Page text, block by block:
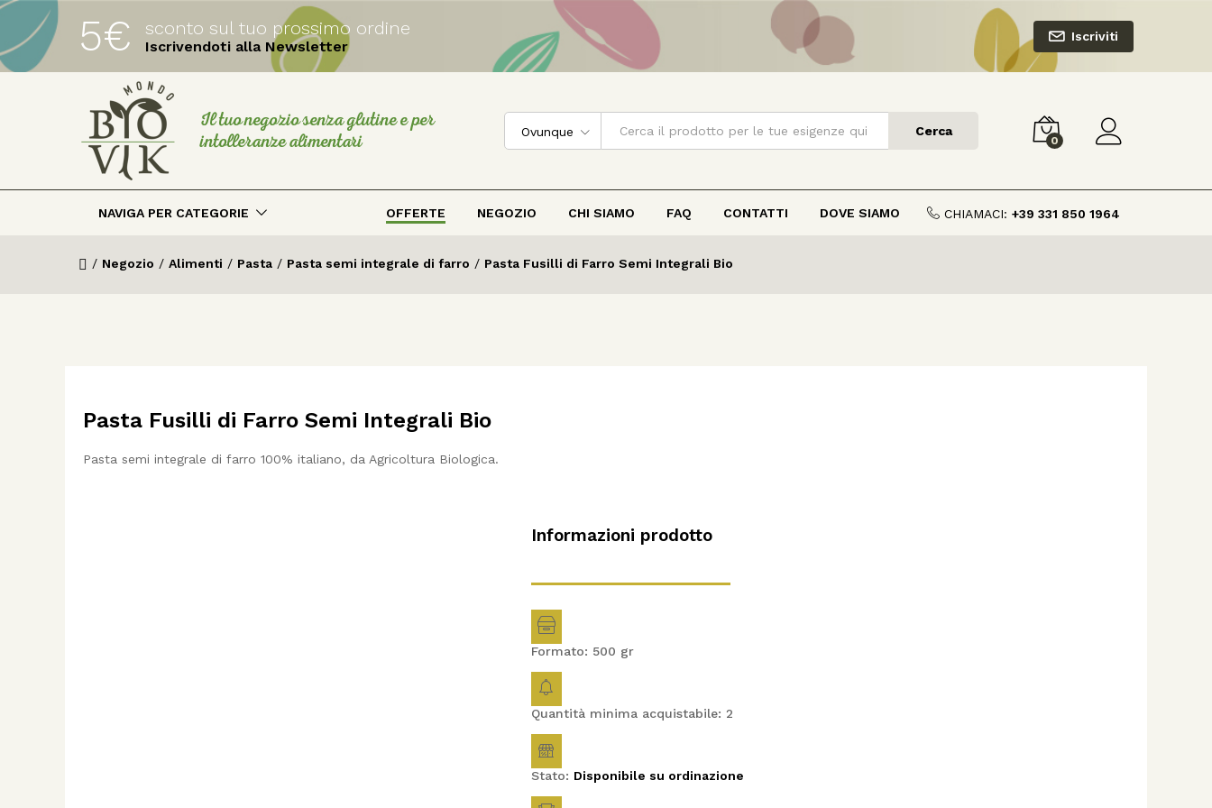
5€ sconto sul tuo prossimo ordine
Iscrivendoti alla Newsletter
Iscriviti
Il tuo negozio senza glutine e per
intolleranze alimentari
Ovunque Cerca
0
NAVIGA PER CATEGORIE OFFERTE NEGOZIO CHI SIAMO FAQ CONTATTI DOVE SIAMO CHIAMACI: +39 331 850 1964
/ Negozio / Alimenti / Pasta / Pasta semi integrale di farro / Pasta Fusilli di Farro Semi Integrali Bio
Pasta Fusilli di Farro Semi Integrali Bio
Pasta semi integrale di farro 100% italiano, da Agricoltura Biologica.
Informazioni prodotto
Formato: 500 gr
Quantità minima acquistabile: 2
Stato: Disponibile su ordinazione